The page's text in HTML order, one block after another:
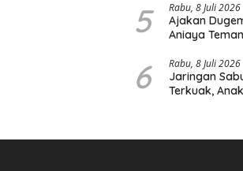
5 Rabu, 8 Juli 2026
Ajakan
Aniaya
6 Rabu, 8 Juli 2026
Jaringan
Terkuak,